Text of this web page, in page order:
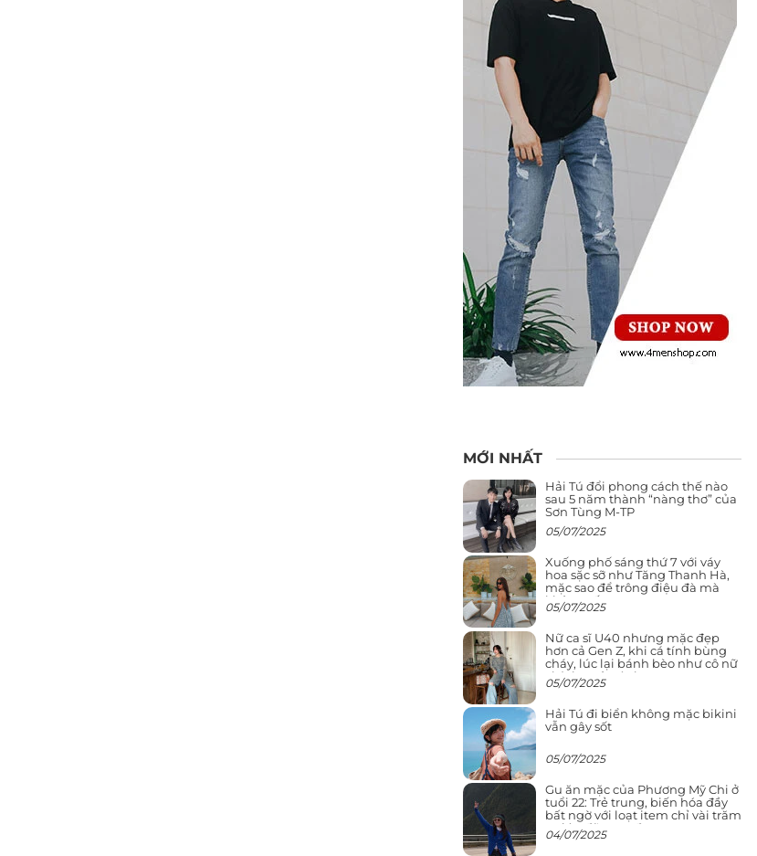
MỚI NHẤT
Hải Tú đổi phong cách thế nào
sau 5 năm thành “nàng thơ” của
Sơn Tùng M-TP
05/07/2025
Xuống phố sáng thứ 7 với váy
hoa sặc sỡ như Tăng Thanh Hà,
mặc sao để trông điệu đà mà
không sến
05/07/2025
Nữ ca sĩ U40 nhưng mặc đẹp
hơn cả Gen Z, khi cá tính bùng
cháy, lúc lại bánh bèo như cô nữ
chính ngôn tình
05/07/2025
Hải Tú đi biển không mặc bikini
vẫn gây sốt
05/07/2025
Gu ăn mặc của Phương Mỹ Chi ở
tuổi 22: Trẻ trung, biến hóa đầy
bất ngờ với loạt item chỉ vài trăm
nghìn đã mua được
04/07/2025